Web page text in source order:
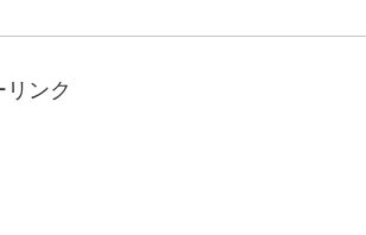
ンク